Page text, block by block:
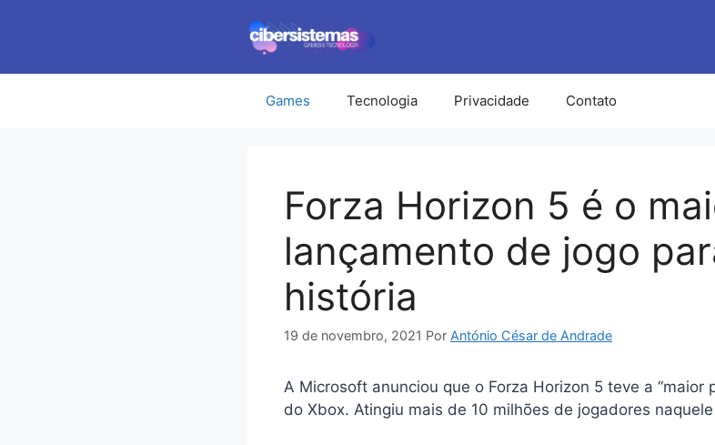
conteúdo
Games Tecnologia Privacidade Contato
Forza Horizon 5 é o
lançamento de jogo
história
19 de novembro, 2021 Por António César de Andrade
A Microsoft anunciou que o Forza Horizon 5 teve a “maior
do Xbox. Atingiu mais de 10 milhões de jogadores